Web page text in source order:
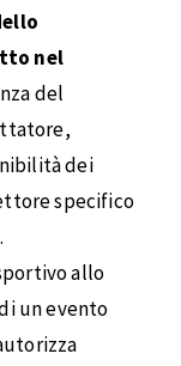
nel
del
dei
specifico
allo
un evento